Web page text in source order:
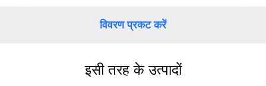
विवरण प्रकट करें
इसी तरह के उत्पादों